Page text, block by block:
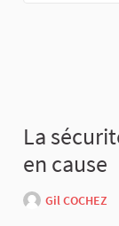
La
en cause
Gil COCHEZ